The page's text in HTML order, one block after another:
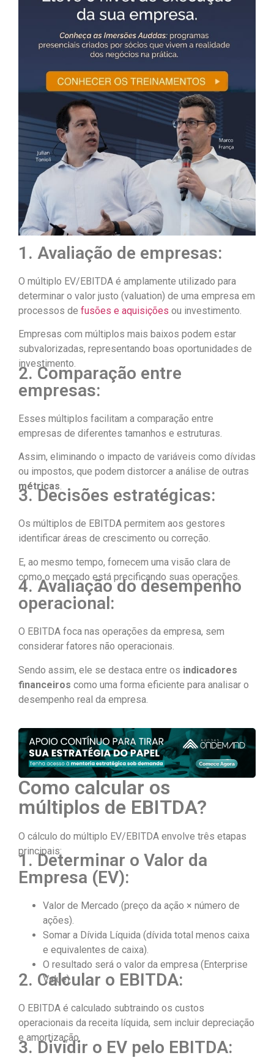
1. Avaliação de empresas:
O múltiplo EV/EBITDA é amplamente utilizado para
determinar o valor justo (valuation) de uma empresa em
processos de fusões e aquisições ou investimento.
Empresas com múltiplos mais baixos podem estar
subvalorizadas, representando boas oportunidades de
investimento.
2. Comparação entre
empresas:
Esses múltiplos facilitam a comparação entre
empresas de diferentes tamanhos e estruturas.
Assim, eliminando o impacto de variáveis como dívidas
ou impostos, que podem distorcer a análise de outras
métricas.
3. Decisões estratégicas:
Os múltiplos de EBITDA permitem aos gestores
identificar áreas de crescimento ou correção.
E, ao mesmo tempo, fornecem uma visão clara de
como o mercado está precificando suas operações.
4. Avaliação do desempenho
operacional:
O EBITDA foca nas operações da empresa, sem
considerar fatores não operacionais.
Sendo assim, ele se destaca entre os indicadores
financeiros como uma forma eficiente para analisar o
desempenho real da empresa.
Como calcular os
múltiplos de EBITDA?
O cálculo do múltiplo EV/EBITDA envolve três etapas
principais:
1. Determinar o Valor da
Empresa (EV):
Valor de Mercado (preço da ação × número de
ações).
Somar a Dívida Líquida (dívida total menos caixa
e equivalentes de caixa).
O resultado será o valor da empresa (Enterprise
Value).
2. Calcular o EBITDA:
O EBITDA é calculado subtraindo os custos
operacionais da receita líquida, sem incluir depreciação
e amortização.
3. Dividir o EV pelo EBITDA: